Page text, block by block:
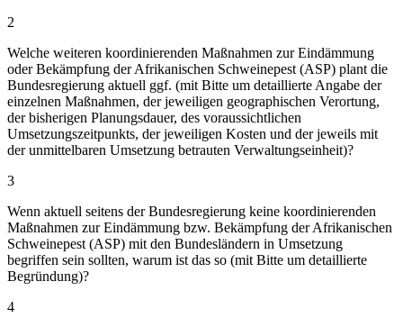
2
Welche weiteren koordinierenden Maßnahmen zur Eindämmung
oder Bekämpfung der Afrikanischen Schweinepest (ASP) plant die
Bundesregierung aktuell ggf. (mit Bitte um detaillierte Angabe der
einzelnen Maßnahmen, der jeweiligen geographischen Verortung,
der bisherigen Planungsdauer, des voraussichtlichen
Umsetzungszeitpunkts, der jeweiligen Kosten und der jeweils mit
der unmittelbaren Umsetzung betrauten Verwaltungseinheit)?
3
Wenn aktuell seitens der Bundesregierung keine koordinierenden
Maßnahmen zur Eindämmung bzw. Bekämpfung der Afrikanischen
Schweinepest (ASP) mit den Bundesländern in Umsetzung
begriffen sein sollten, warum ist das so (mit Bitte um detaillierte
Begründung)?
4